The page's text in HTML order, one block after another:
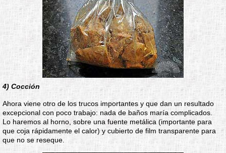
4) Cocción
Ahora viene otro de los trucos importantes y que dan un resultado
excepcional con poco trabajo: nada de baños maría complicados.
Lo haremos al horno, sobre una fuente metálica (importante para
que coja rápidamente el calor) y cubierto de film transparente para
que no se reseque.